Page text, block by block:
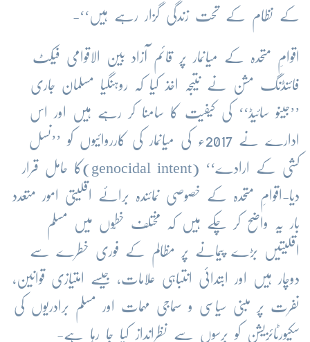
کے نظام کے تحت زندگی گزار رہے ہیں‘‘-
اقوامِ متحدہ کے میانمار پر قائم آزاد بین الاقوامی فیکٹ
فائنڈنگ مشن نے نتیجہ اخذ کیا کہ روہنگیا مسلمان جاری
’’جینو سائیڈ‘‘ کی کیفیت کا سامنا کر رہے ہیں اور اس
ادارے نے 2017ء کی میانمار کی کارروائیوں کو ’’نسل
کشی کے ارادے‘‘ (genocidal intent)کا حامل قرار
دیا-اقوامِ متحدہ کے خصوصی نمائندہ برائے اقلیتی امور متعدد
بار یہ واضح کر چکے ہیں کہ مختلف خطّوں میں مسلم
اقلیتیں بڑے پیمانے پر مظالم کے فوری خطرے سے
دوچار ہیں اور ابتدائی انتباہی علامات، جیسے امتیازی قوانین،
نفرت پر مبنی سیاسی و سماجی مہمات اور مسلم برادریوں کی
سکیورٹائزیشن کو برسوں سے نظرانداز کیا جا رہا ہے-